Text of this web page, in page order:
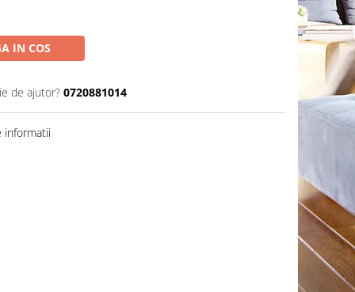
IN COS
de ajutor? 0720881014
informatii